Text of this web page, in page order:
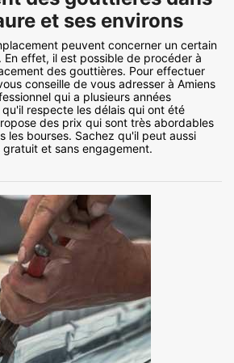
et ses environs
peuvent concerner un certain
effet, il est possible de procéder à
des gouttières. Pour effectuer
conseille de vous adresser à Amiens
qui a plusieurs années
respecte les délais qui ont été
des prix qui sont très abordables
les bourses. Sachez qu'il peut aussi
et sans engagement.